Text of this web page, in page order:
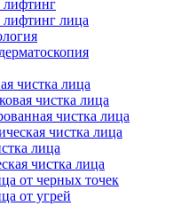
лифтинг
лица
чистка лица
чистка лица
чистка лица
чистка лица
лица
чистка лица
от черных точек
от угрей